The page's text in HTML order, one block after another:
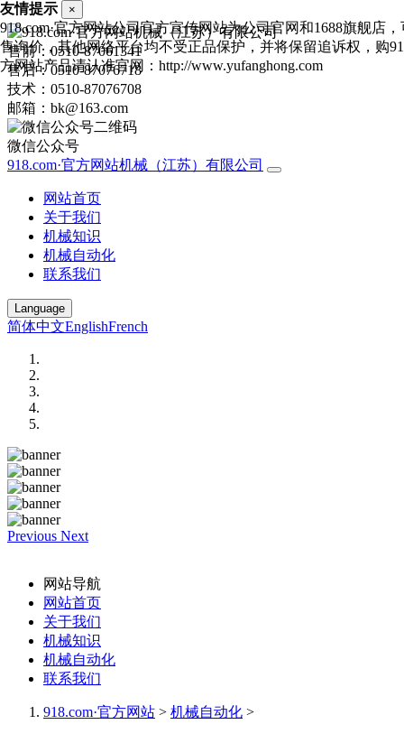
售前：0510-87061341
售后：0510-87076718
技术：0510-87076708
邮箱：bk@163.com
微信公众号
918.com·官方网站机械（江苏）有限公司
网站首页
关于我们
机械知识
机械自动化
联系我们
Language
简体中文EnglishFrench
Previous Next
网站导航
网站首页
关于我们
机械知识
机械自动化
联系我们
918.com·官方网站 > 机械自动化 >
友情提示 ×
918.com·官方网站公司官方宣传网站为公司官网和1688旗舰店
售询价，其他网络平台均不受正品保护，并将保留追诉权，购
方网站产品请认准官网：http://www.yufanghong.com